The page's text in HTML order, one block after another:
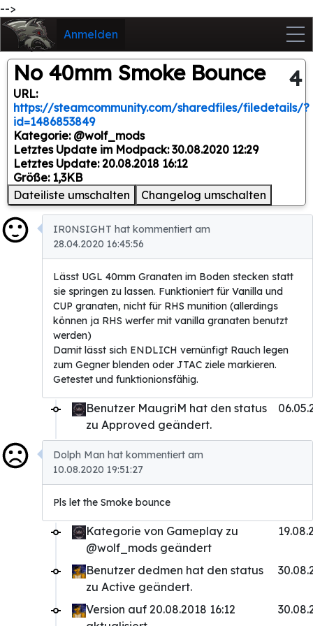
-->
Anmelden
No 40mm Smoke Bounce
URL:
https://steamcommunity.com/sharedfiles/filedetails/?
id=1486853849
Kategorie: @wolf_mods
Letztes Update im Modpack: 30.08.2020 12:29
Letztes Update: 20.08.2018 16:12
Größe: 1,3KB
4
Dateiliste umschalten Changelog umschalten
IR0NSIGHT hat kommentiert am
28.04.2020 16:45:56
Lässt UGL 40mm Granaten im Boden stecken statt
sie springen zu lassen. Funktioniert für Vanilla und
CUP granaten, nicht für RHS munition (allerdings
können ja RHS werfer mit vanilla granaten benutzt
werden)
Damit lässt sich ENDLICH vernünfigt Rauch legen
zum Gegner blenden oder JTAC ziele markieren.
Getestet und funktionionsfähig.
Benutzer MaugriM hat den status
zu Approved geändert.
Dolph Man hat kommentiert am
10.08.2020 19:51:27
Pls let the Smoke bounce
Kategorie von Gameplay zu
@wolf_mods geändert
Benutzer dedmen hat den status
zu Active geändert.
Version auf 20.08.2018 16:12